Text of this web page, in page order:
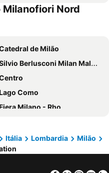
Milano
Station Hotel
Mayorca
Corvetto Corso Lodi
Milano Hotel
NH Collection Milano Touring
Milano Linate Aeroporto
NH Milano Congress Centre
Nord
de Milão
Berlusconi Milan Malpensa Airport
Como
Milano - Rho
Navigli
Alta de Bérgamo
Itália Lombardia
Milão